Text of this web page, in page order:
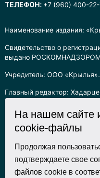
Наименование издания:
Свидетельство о
выдано РОСКОМНАДЗОРОМ
Учредитель: ООО «Крылья».
Главный редактор:
Информация на сайте
Все права на любые
защищены в соответствии
об интеллектуальной
текстовых, фото, аудио и
с согласия
наличии ссылки на ресурс.
ТЕЛЕФОН: +7 (960) 400-
На нашем сайте
cookie-файлы
Продолжая
подтверждаете свое
файлов cookie в